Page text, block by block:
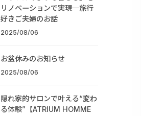
リノベーションで実現─旅行
好きご夫婦のお話
2025/08/06
お盆休みのお知らせ
2025/08/06
隠れ家的サロンで叶える“変わ
る体験”【ATRIUM HOMME